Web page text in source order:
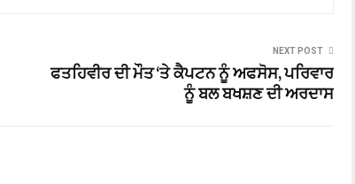
NEXT POST
ਫਤਹਿਵੀਰ ਦੀ ਮੌਤ ‘ਤੇ ਕੈਪਟਨ ਨੂੰ ਅਫਸੋਸ, ਪਰਿਵਾਰ
ਨੂੰ ਬਲ ਬਖਸ਼ਣ ਦੀ ਅਰਦਾਸ